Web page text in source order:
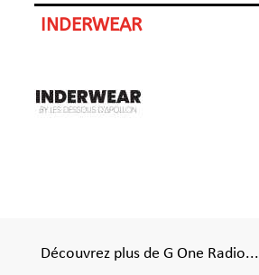
INDERWEAR
Découvrez plus de G One Radio...